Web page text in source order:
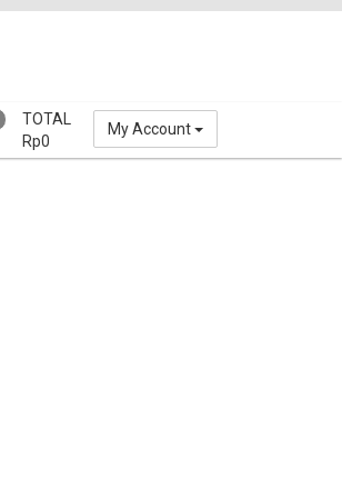
My Account
TOTAL
Rp0